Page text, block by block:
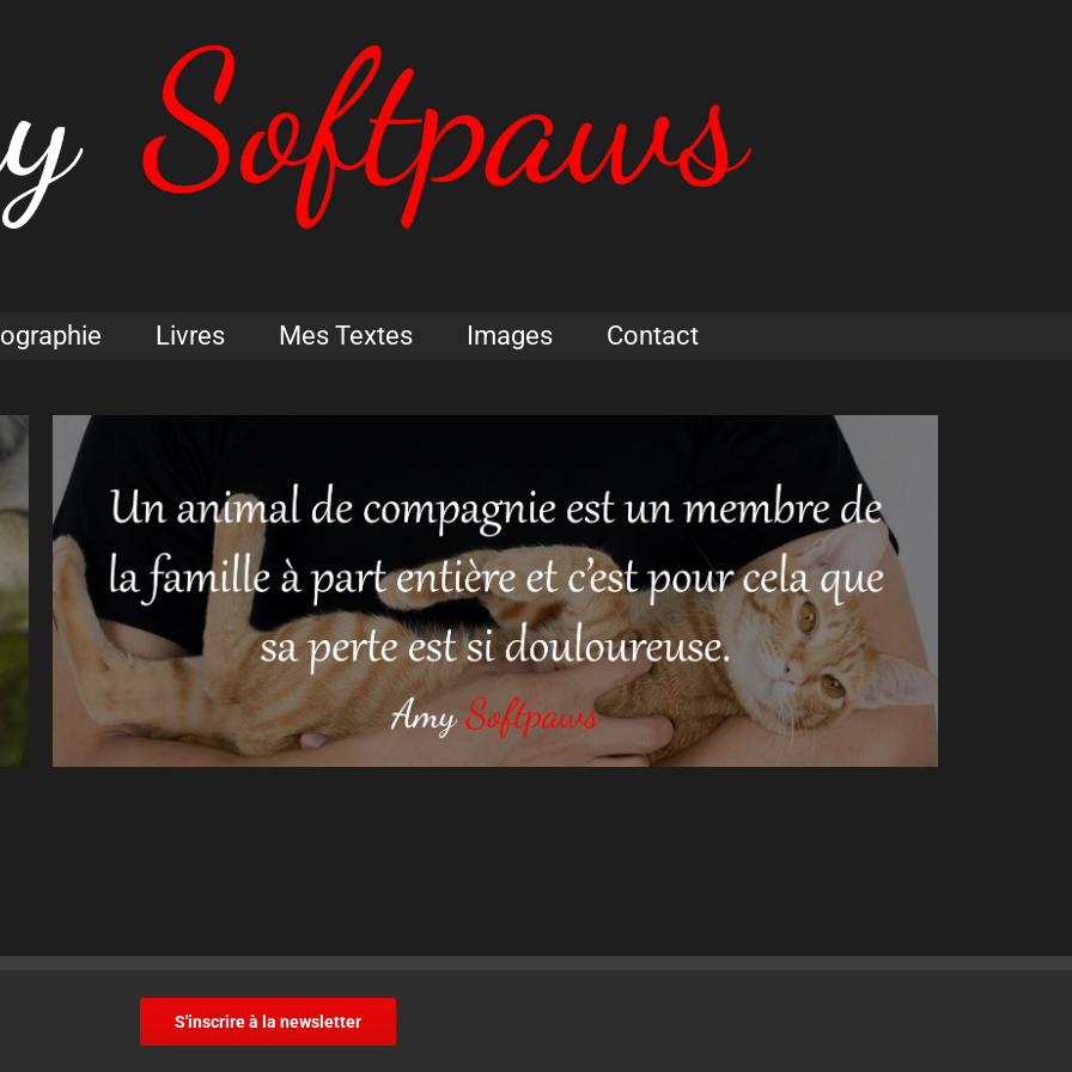
Livres Mes Textes Images Contact
S'inscrire à la newsletter